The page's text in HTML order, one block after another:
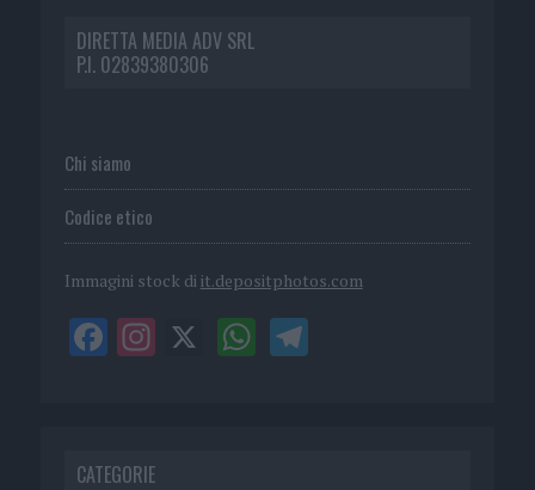
DIRETTA MEDIA ADV SRL
P.I. 02839380306
Chi siamo
Codice etico
Immagini stock di it.depositphotos.com
CATEGORIE